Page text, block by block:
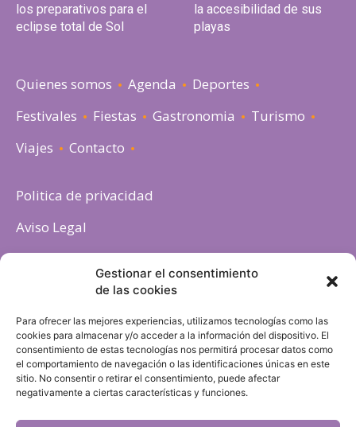
Gestionar el consentimiento
de las cookies
Para ofrecer las mejores experiencias, utilizamos tecnologías como las
cookies para almacenar y/o acceder a la información del dispositivo. El
consentimiento de estas tecnologías nos permitirá procesar datos como
el comportamiento de navegación o las identificaciones únicas en este
sitio. No consentir o retirar el consentimiento, puede afectar
negativamente a ciertas características y funciones.
los preparativos para el
eclipse total de Sol
la accesibilidad de sus
playas
Quienes somos Agenda
Deportes
Festivales
Fiestas Gastronomia
Turismo
Viajes
Contacto
Politica de privacidad
Aviso Legal
Política de cookies